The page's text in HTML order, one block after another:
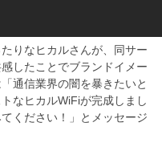
りなヒカルさんが、同サー
したことでブランドイメー
通信業界の闇を暴きたいと
なヒカルWiFiが完成しまし
ください！」とメッセージ